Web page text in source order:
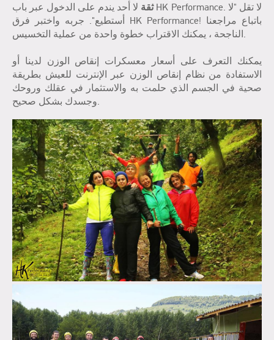
ثقة لا أحد يندم على الدخول عبر باب HK Performance. لا تقل "لا
أستطيع". جربه واختبر فرق HK Performance! باتباع مراجعنا
الناجحة ، يمكنك الاقتراب خطوة واحدة من عملية التخسيس.
يمكنك التعرف على أسعار معسكرات إنقاص الوزن لدينا أو
الاستفادة من نظام إنقاص الوزن عبر الإنترنت للعيش بطريقة
صحية في الجسم الذي حلمت به والاستثمار في عقلك وروحك
وجسدك بشكل صحيح.